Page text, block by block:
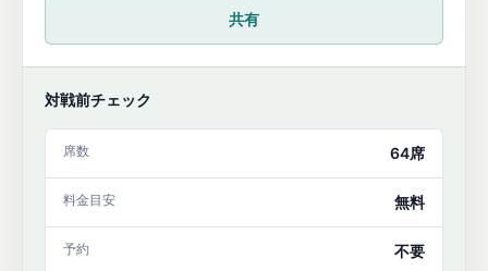
共有
対戦前チェック
席数 64席
料金目安 無料
予約 不要